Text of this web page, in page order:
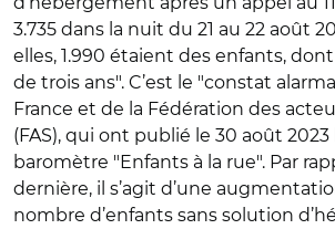
3.735 dans la nuit du 21 au 22 août
elles, 1.990 étaient des enfants,
de trois ans". C’est le "constat
France et de la Fédération des
(FAS), qui ont publié le 30 août
baromètre "Enfants à la rue". Par
dernière, il s’agit d’une
nombre d’enfants sans solution